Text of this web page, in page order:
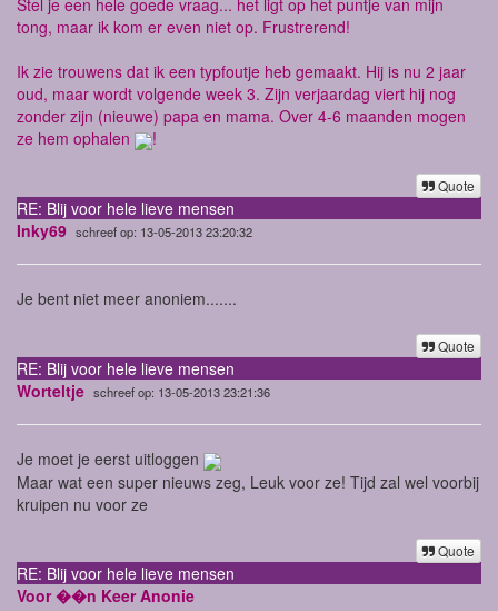
Stel je een hele goede vraag... het ligt op het puntje van mijn
tong, maar ik kom er even niet op. Frustrerend!
Ik zie trouwens dat ik een typfoutje heb gemaakt. Hij is nu 2 jaar
oud, maar wordt volgende week 3. Zijn verjaardag viert hij nog
zonder zijn (nieuwe) papa en mama. Over 4-6 maanden mogen
ze hem ophalen
!
Quote
RE: Blij voor hele lieve mensen
Inky69 schreef op: 13-05-2013 23:20:32
Je bent niet meer anoniem.......
Quote
RE: Blij voor hele lieve mensen
Worteltje schreef op: 13-05-2013 23:21:36
Je moet je eerst uitloggen
Maar wat een super nieuws zeg, Leuk voor ze! Tijd zal wel voorbij
kruipen nu voor ze
Quote
RE: Blij voor hele lieve mensen
Voor ��n Keer Anonie